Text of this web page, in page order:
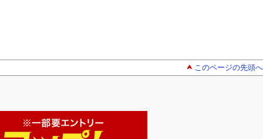
このページの先頭へ